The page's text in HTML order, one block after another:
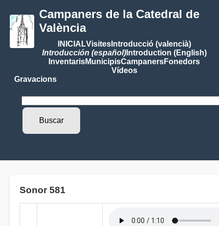
Campaners de la Catedral de
València
INICIALVisitesIntroducció (valencià)
Introducción (español)Introduction (English)
InventarisMunicipisCampanersFonedors
Vídeos
Gravacions
Sonor 581